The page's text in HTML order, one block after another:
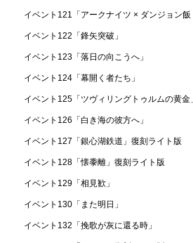
イベント121「アークナイツ × ダンジョン飯
イベント122「鋒矢突破」
イベント123「落日の向こうへ」
イベント124「幕開く者たち」
イベント125「ツヴィリングトゥルムの黄金
イベント126「白き海の彼方へ」
イベント127「銀心湖鉄道」復刻ライト版
イベント128「懐黍離」復刻ライト版
イベント129「相見歓」
イベント130「また明日」
イベント132「挽歌が灰に還る時」